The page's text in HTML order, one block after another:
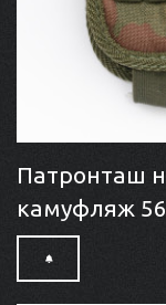
Патронташ
камуфляж